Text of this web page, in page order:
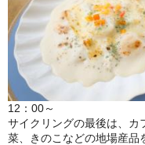
12：00～
サイクリングの最後は、カ
菜、きのこなどの地場産品